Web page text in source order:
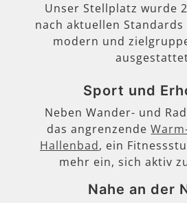
Unser Stellplatz wurde
nach aktuellen
modern und
Sport und
Neben Wander- und
das angrenzende
Hallenbad, ein
mehr ein, sich aktiv
Nahe an der